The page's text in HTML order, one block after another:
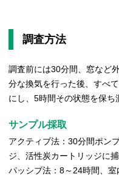
調査方法
調査前には30分間、窓など
分な換気を行った後、すべ
にし、5時間その状態を保ち
サンプル採取
アクティブ法：30分間ポン
ジ、活性炭カートリッジに捕
パッシブ法：8～24時間、